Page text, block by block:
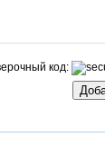
код: